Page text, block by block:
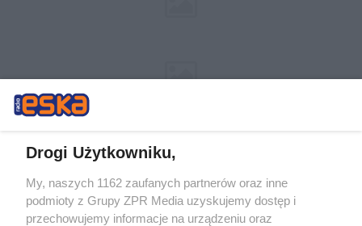
Drogi Użytkowniku,
My, naszych 1162 zaufanych partnerów oraz inne
podmioty z Grupy ZPR Media uzyskujemy dostęp i
przechowujemy informacje na urządzeniu oraz